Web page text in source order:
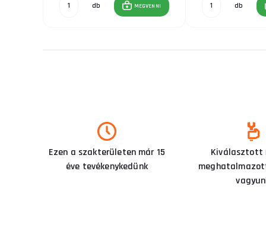
db MEGVENNI db
Ezen a szakterületen már 15
éve tevékenykedünk
Kiválasztott